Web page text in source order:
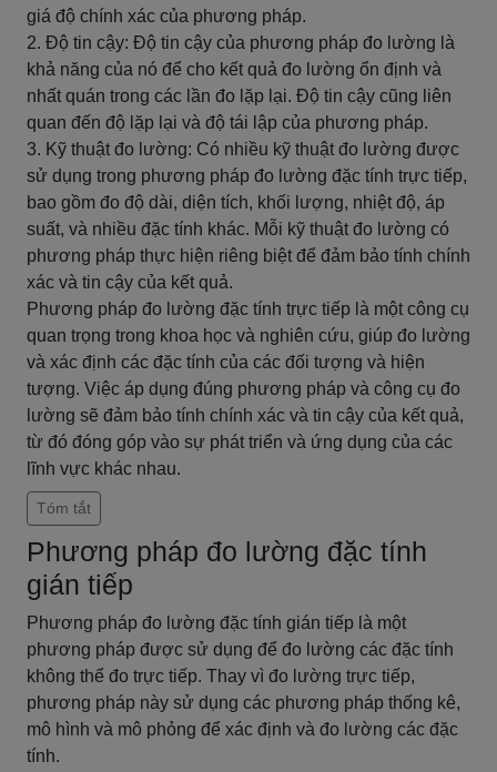
giá độ chính xác của phương pháp.
2. Độ tin cậy: Độ tin cậy của phương pháp đo lường là
khả năng của nó để cho kết quả đo lường ổn định và
nhất quán trong các lần đo lặp lại. Độ tin cậy cũng liên
quan đến độ lặp lại và độ tái lập của phương pháp.
3. Kỹ thuật đo lường: Có nhiều kỹ thuật đo lường được
sử dụng trong phương pháp đo lường đặc tính trực tiếp,
bao gồm đo độ dài, diện tích, khối lượng, nhiệt độ, áp
suất, và nhiều đặc tính khác. Mỗi kỹ thuật đo lường có
phương pháp thực hiện riêng biệt để đảm bảo tính chính
xác và tin cậy của kết quả.
Phương pháp đo lường đặc tính trực tiếp là một công cụ
quan trọng trong khoa học và nghiên cứu, giúp đo lường
và xác định các đặc tính của các đối tượng và hiện
tượng. Việc áp dụng đúng phương pháp và công cụ đo
lường sẽ đảm bảo tính chính xác và tin cậy của kết quả,
từ đó đóng góp vào sự phát triển và ứng dụng của các
lĩnh vực khác nhau.
Tóm tắt
Phương pháp đo lường đặc tính
gián tiếp
Phương pháp đo lường đặc tính gián tiếp là một
phương pháp được sử dụng để đo lường các đặc tính
không thể đo trực tiếp. Thay vì đo lường trực tiếp,
phương pháp này sử dụng các phương pháp thống kê,
mô hình và mô phỏng để xác định và đo lường các đặc
tính.